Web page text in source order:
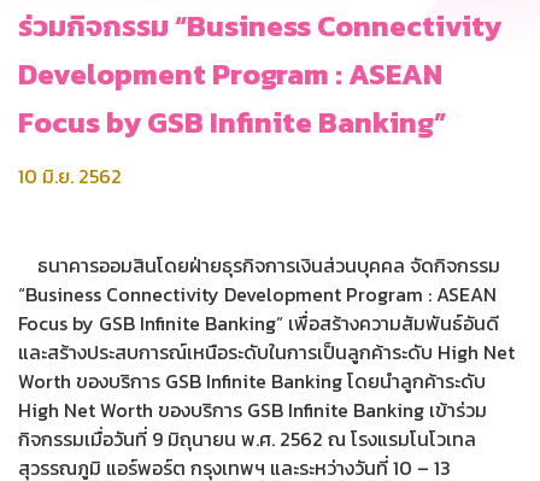
ร่วมกิจกรรม “Business Connectivity
Development Program : ASEAN
Focus by GSB Infinite Banking”
10 มิ.ย. 2562
ธนาคารออมสินโดยฝ่ายธุรกิจการเงินส่วนบุคคล จัดกิจกรรม
“Business Connectivity Development Program : ASEAN
Focus by GSB Infinite Banking” เพื่อสร้างความสัมพันธ์อันดี
และสร้างประสบการณ์เหนือระดับในการเป็นลูกค้าระดับ High Net
Worth ของบริการ GSB Infinite Banking โดยนำลูกค้าระดับ
High Net Worth ของบริการ GSB Infinite Banking เข้าร่วม
กิจกรรมเมื่อวันที่ 9 มิถุนายน พ.ศ. 2562 ณ โรงแรมโนโวเทล
สุวรรณภูมิ แอร์พอร์ต กรุงเทพฯ และระหว่างวันที่ 10 – 13